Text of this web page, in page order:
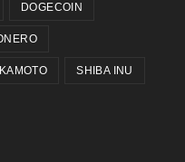
DOGECOIN
SHIBA INU